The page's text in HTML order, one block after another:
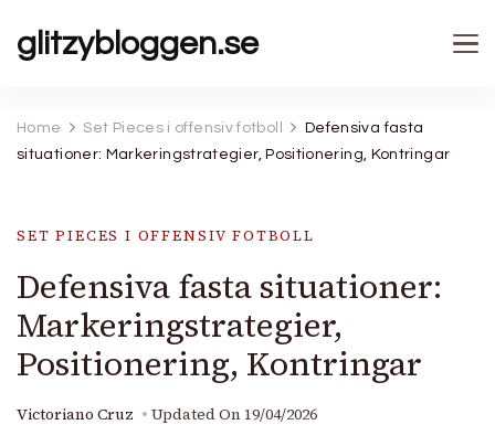
glitzybloggen.se
Home Set Pieces i offensiv fotboll
Defensiva fasta
situationer: Markeringstrategier, Positionering, Kontringar
SET PIECES I OFFENSIV FOTBOLL
Defensiva fasta situationer:
Markeringstrategier,
Positionering, Kontringar
Victoriano Cruz Updated On 19/04/2026